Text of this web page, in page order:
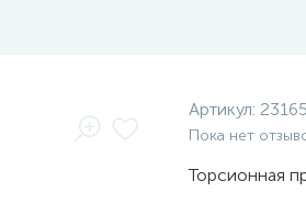
Артикул:
Пока нет
Торсионная